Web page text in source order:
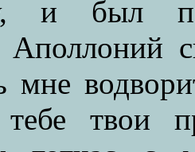
и был
Аполлоний
мне
тебе твои